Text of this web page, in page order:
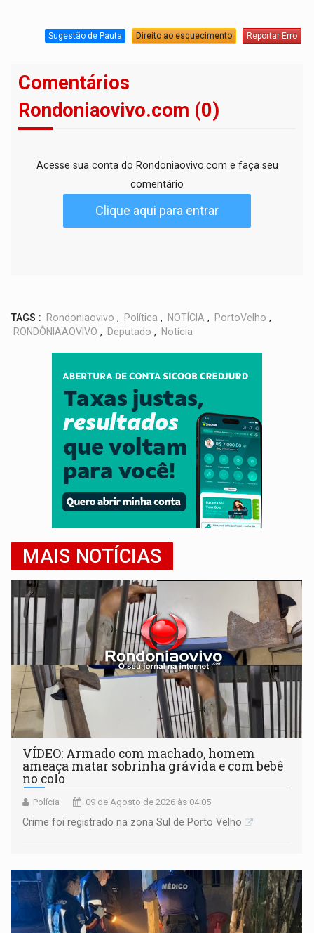
Sugestão de Pauta Direito ao esquecimento Reportar Erro
Comentários
Rondoniaovivo.com (0)
Acesse sua conta do Rondoniaovivo.com e faça seu
comentário
Clique aqui para entrar
TAGS : Rondoniaovivo , Política , NOTÍCIA , PortoVelho ,
RONDÔNIAAOVIVO , Deputado , Notícia
MAIS NOTÍCIAS
VÍDEO: Armado com machado, homem
ameaça matar sobrinha grávida e com bebê
no colo
Polícia 09 de Agosto de 2026 às 04:05
Crime foi registrado na zona Sul de Porto Velho